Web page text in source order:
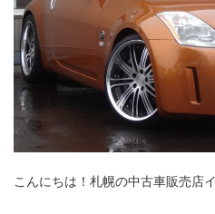
こんにちは！札幌の中古車販売店